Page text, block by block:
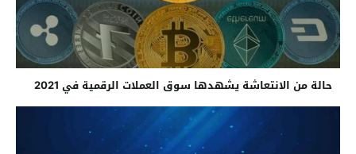
حالة من الانتعاشة يشهدها سوق العملات الرقمية في 2021